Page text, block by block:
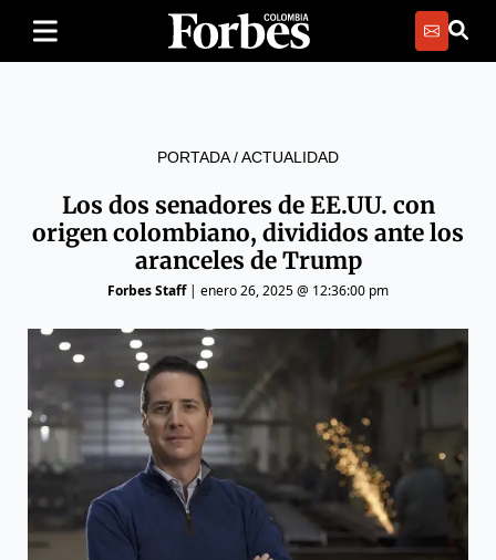
PORTADA/ACTUALIDAD
Los dos senadores de EE.UU. con
origen colombiano, divididos ante los
aranceles de Trump
Forbes Staff| enero 26, 2025 @ 12:36:00 pm